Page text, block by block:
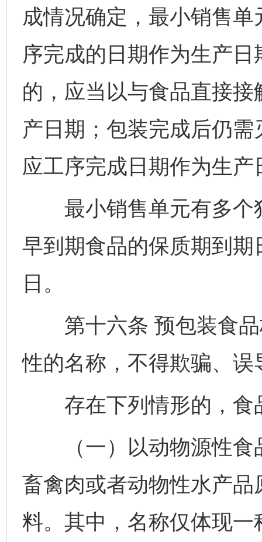
成情况确定，最小销售
序完成的日期作为生产
的，应当以与食品直接
产日期；包装完成后仍
应工序完成日期作为生产
最小销售单元有多个
早到期食品的保质期到
日。
第十六条 预包装食品
性的名称，不得欺骗、误
存在下列情形的，食
（一）以动物源性食
畜禽肉或者动物性水产
料。其中，名称仅体现